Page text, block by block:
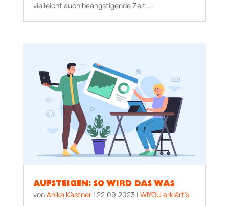
vielleicht auch beängstigende Zeit....
AUFSTEIGEN: SO WIRD DAS WAS
vonAnika Kästner| 22.09.2023 | WIYOU erklärt's